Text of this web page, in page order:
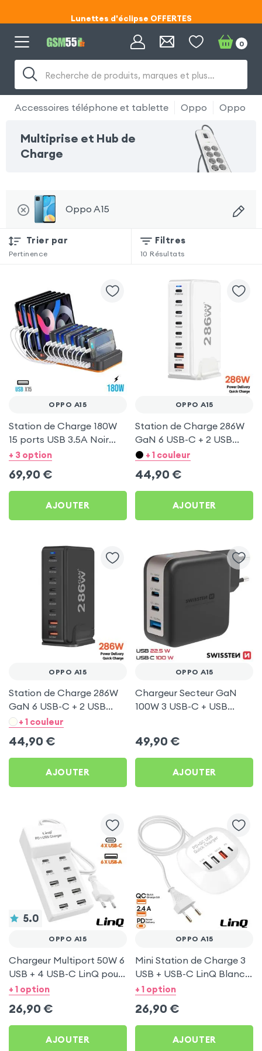
Lunettes d'éclipse OFFERTES
Code ECLIPSE55
Recherche de produits, marques et plus…
0
Accessoires téléphone et tablette Oppo Oppo
Multiprise et Hub de
Charge
Oppo A15
Trier par
Pertinence
Filtres
10 Résultats
OPPO A15
Station de Charge 180W
15 ports USB 3.5A Noir
pour Oppo A15
+ 3 option
69,90 €
AJOUTER
OPPO A15
Station de Charge 286W
GaN 6 USB-C + 2 USB
Blanc pour Oppo A15
+ 1 couleur
44,90 €
AJOUTER
OPPO A15
Station de Charge 286W
GaN 6 USB-C + 2 USB
Noir pour Oppo A15
+ 1 couleur
44,90 €
AJOUTER
OPPO A15
Chargeur Secteur GaN
100W 3 USB-C + USB
49,90 €
AJOUTER
5.0
OPPO A15
Chargeur Multiport 50W 6
USB + 4 USB-C LinQ pour
Oppo A15
+ 1 option
26,90 €
AJOUTER
OPPO A15
Mini Station de Charge 3
USB + USB-C LinQ Blanc
pour Oppo A15
+ 1 option
26,90 €
AJOUTER